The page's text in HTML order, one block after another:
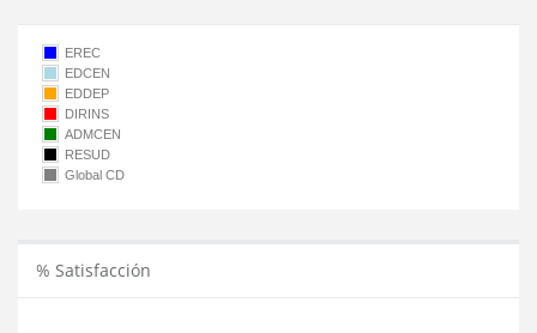
EREC
EDCEN
EDDEP
DIRINS
ADMCEN
RESUD
Global CD
% Satisfacción